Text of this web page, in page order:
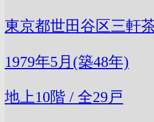
東京都世田谷区三軒
1979年5月(築48年)
地上10階 / 全29戸